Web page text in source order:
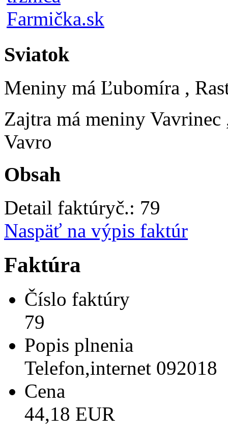
Sviatok
Meniny má Ľubomíra ,
Zajtra má meniny Vavrinec
Vavro
Obsah
Detail faktúryč.: 79
Naspäť na výpis faktúr
Faktúra
Číslo faktúry
79
Popis plnenia
Telefon,internet 092018
Cena
44,18 EUR